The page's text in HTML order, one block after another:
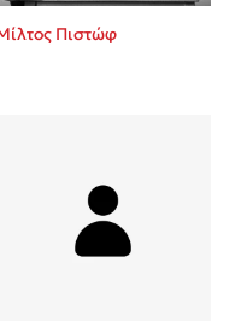
τους
Πιστώφ